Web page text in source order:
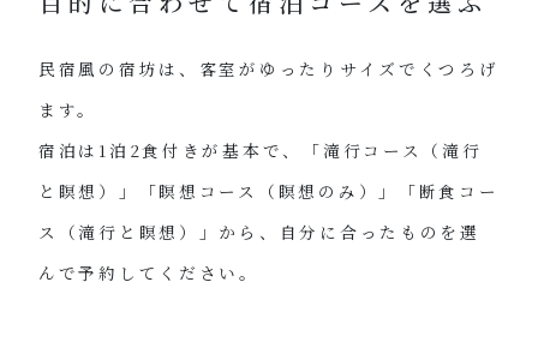
民宿風の宿坊は、客室がゆったりサイズでくつろげ
ます。
宿泊は1泊2食付きが基本で、「滝行コース（滝行
と瞑想）」「瞑想コース（瞑想のみ）」「断食コー
ス（滝行と瞑想）」から、自分に合ったものを選
んで予約してください。